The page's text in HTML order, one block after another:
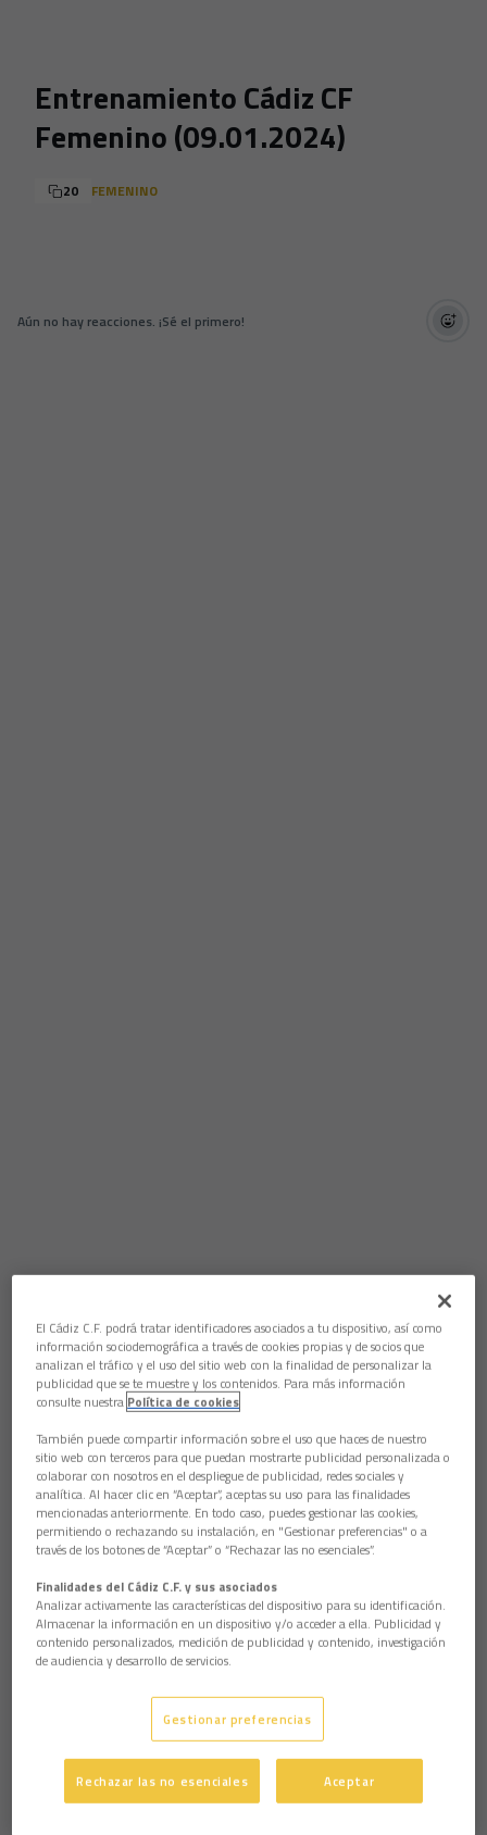
Entrenamiento Cádiz CF
Femenino (09.01.2024)
20 FEMENINO
Aún no hay reacciones. ¡Sé el primero!
El Cádiz C.F. podrá tratar identificadores asociados a tu dispositivo, así como
información sociodemográfica a través de cookies propias y de socios que
analizan el tráfico y el uso del sitio web con la finalidad de personalizar la
publicidad que se te muestre y los contenidos. Para más información
consulte nuestra Política de cookies
También puede compartir información sobre el uso que haces de nuestro
sitio web con terceros para que puedan mostrarte publicidad personalizada o
colaborar con nosotros en el despliegue de publicidad, redes sociales y
analítica. Al hacer clic en “Aceptar”, aceptas su uso para las finalidades
mencionadas anteriormente. En todo caso, puedes gestionar las cookies,
permitiendo o rechazando su instalación, en "Gestionar preferencias" o a
través de los botones de “Aceptar” o “Rechazar las no esenciales”.
Finalidades del Cádiz C.F. y sus asociados
Analizar activamente las características del dispositivo para su identificación.
Almacenar la información en un dispositivo y/o acceder a ella. Publicidad y
contenido personalizados, medición de publicidad y contenido, investigación
de audiencia y desarrollo de servicios.
Gestionar preferencias
Rechazar las no esenciales Aceptar